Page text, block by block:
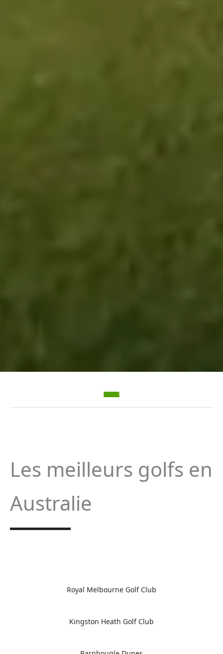
Les meilleurs golfs en
Australie
Royal Melbourne Golf Club
Kingston Heath Golf Club